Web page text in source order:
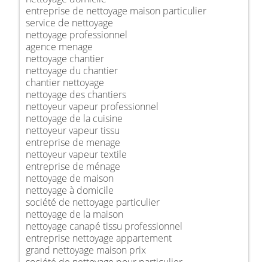
entreprise de nettoyage maison particulier
service de nettoyage
nettoyage professionnel
agence menage
nettoyage chantier
nettoyage du chantier
chantier nettoyage
nettoyage des chantiers
nettoyeur vapeur professionnel
nettoyage de la cuisine
nettoyeur vapeur tissu
entreprise de menage
nettoyeur vapeur textile
entreprise de ménage
nettoyage de maison
nettoyage à domicile
société de nettoyage particulier
nettoyage de la maison
nettoyage canapé tissu professionnel
entreprise nettoyage appartement
grand nettoyage maison prix